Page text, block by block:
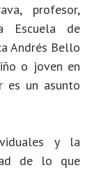
profesor,
Escuela de
Andrés Bello
o joven en
es un asunto
y la
de lo que